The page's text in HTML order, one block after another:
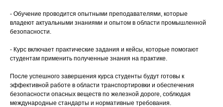
- Обучение проводится опытными преподавателями, которые
владеют актуальными знаниями и опытом в области промышленной
безопасности.
- Курс включает практические задания и кейсы, которые помогают
студентам применить полученные знания на практике.
После успешного завершения курса студенты будут готовы к
эффективной работе в области транспортировки и обеспечения
безопасности опасных веществ по железной дороге, соблюдая
международные стандарты и нормативные требования.